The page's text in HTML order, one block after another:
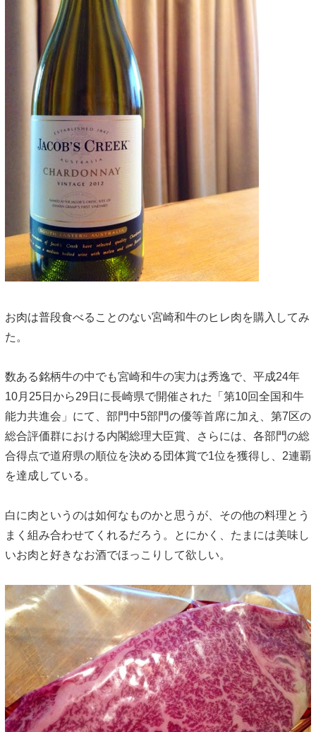
お肉は普段食べることのない宮崎和牛のヒレ肉を購入してみ
た。
数ある銘柄牛の中でも宮崎和牛の実力は秀逸で、平成24年
10月25日から29日に長崎県で開催された「第10回全国和牛
能力共進会」にて、部門中5部門の優等首席に加え、第7区の
総合評価群における内閣総理大臣賞、さらには、各部門の総
合得点で道府県の順位を決める団体賞で1位を獲得し、2連覇
を達成している。
白に肉というのは如何なものかと思うが、その他の料理とう
まく組み合わせてくれるだろう。
とにかく、たまには美味し
いお肉と好きなお酒でほっこりして欲しい。